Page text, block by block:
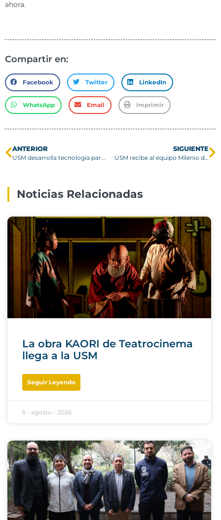
ahora.
Compartir en:
Facebook Twitter LinkedIn
WhatsApp Email Imprimir
ANTERIOR
USM desarrolla tecnología para degradar cigarrillos con apoyo de Aduanas
SIGUIENTE
USM recibe al equipo Milenio de ANID en visita al Núcleo BioGEM
Noticias Relacionadas
La obra KAORI de Teatrocinema
llega a la USM
Seguir Leyendo
5 - agosto - 2026